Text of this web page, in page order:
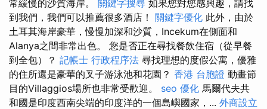
常緩慢的沙質海岸。 關鍵字搜尋 如果您對您感興趣，請找
到我們，我們可以推薦很多酒店！ 關鍵字優化 此外，由於
土耳其海岸豪華，慢慢加深和沙質，Incekum在側面和
Alanya之間非常出色。 您是否正在尋找餐飲住宿（從早餐
到全包）？ 記帳士 行政程序法 尋找理想的度假公寓，優雅
的住所還是豪華的叉子游泳池和花園？ 香港 台胞證 動畫節
目的Villaggios場所也非常受歡迎。 seo 優化 馬爾代夫共
和國是印度西南尖端的印度洋的一個島嶼國家，... 外商設立